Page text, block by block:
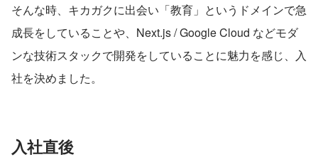
そんな時、キカガクに出会い「教育」というドメインで急
成長をしていることや、Next.js / Google Cloud などモダ
ンな技術スタックで開発をしていることに魅力を感じ、入
社を決めました。
入社直後